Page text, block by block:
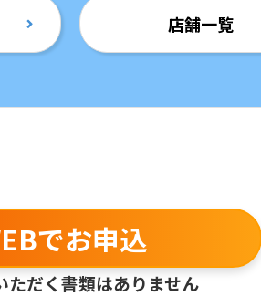
店舗一覧
でお申込
ただく書類はありません